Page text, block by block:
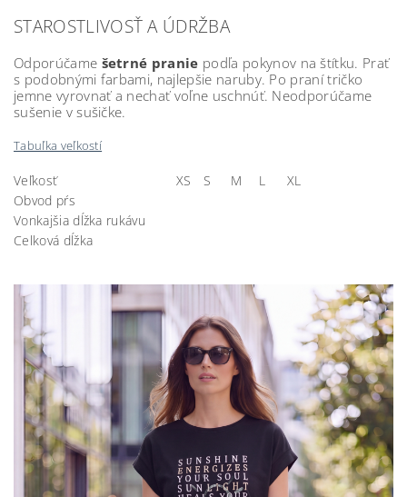
STAROSTLIVOSŤ A ÚDRŽBA
Odporúčame šetrné pranie podľa pokynov na štítku. Prať
s podobnými farbami, najlepšie naruby. Po praní tričko
jemne vyrovnať a nechať voľne uschnúť. Neodporúčame
sušenie v sušičke.
Tabuľka veľkostí
Veľkosť XS S M L
XL
Obvod pŕs
Vonkajšia dĺžka rukávu
Celková dĺžka